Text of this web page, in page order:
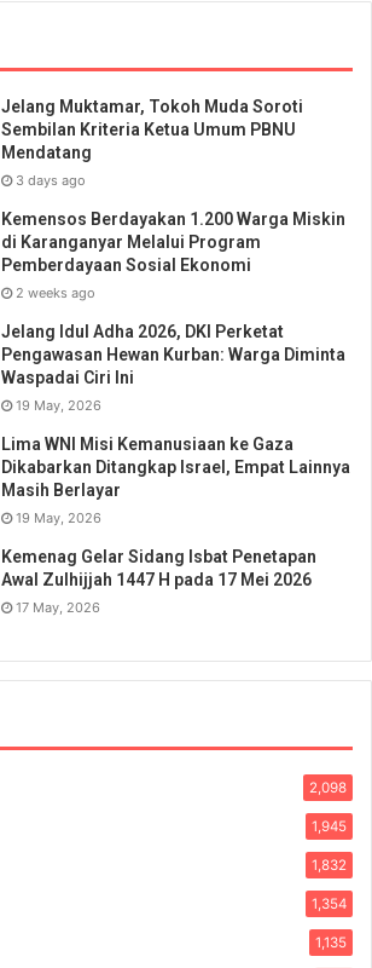
Jelang Muktamar, Tokoh Muda Soroti
Sembilan Kriteria Ketua Umum PBNU
Mendatang
3 days ago
Kemensos Berdayakan 1.200 Warga Miskin
di Karanganyar Melalui Program
Pemberdayaan Sosial Ekonomi
2 weeks ago
Jelang Idul Adha 2026, DKI Perketat
Pengawasan Hewan Kurban: Warga Diminta
Waspadai Ciri Ini
19 May, 2026
Lima WNI Misi Kemanusiaan ke Gaza
Dikabarkan Ditangkap Israel, Empat Lainnya
Masih Berlayar
19 May, 2026
Kemenag Gelar Sidang Isbat Penetapan
Awal Zulhijjah 1447 H pada 17 Mei 2026
17 May, 2026
2,098
1,945
1,832
1,354
1,135